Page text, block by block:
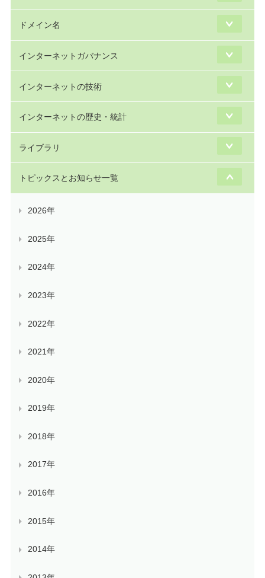
ドメイン名
インターネットガバナンス
インターネットの技術
インターネットの歴史・統計
ライブラリ
トピックスとお知らせ一覧
2026年
2025年
2024年
2023年
2022年
2021年
2020年
2019年
2018年
2017年
2016年
2015年
2014年